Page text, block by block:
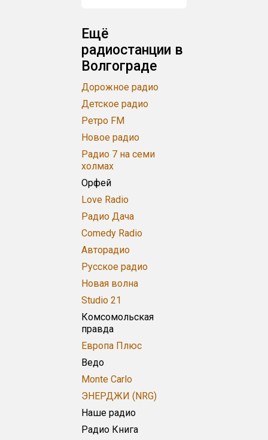
Ещё
радиостанции в
Волгограде
Дорожное радио
Детское радио
Ретро FM
Новое радио
Радио 7 на семи
холмах
Орфей
Love Radio
Радио Дача
Comedy Radio
Авторадио
Русское радио
Новая волна
Studio 21
Комсомольская
правда
Европа Плюс
Ведо
Monte Carlo
ЭНЕРДЖИ (NRG)
Наше радио
Радио Книга